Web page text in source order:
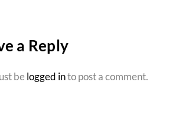
a Reply
belogged into post a comment.